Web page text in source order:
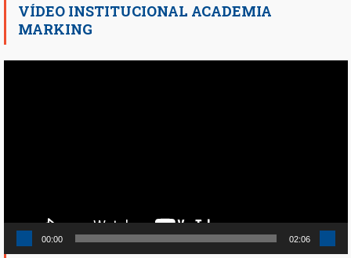
VÍDEO INSTITUCIONAL ACADEMIA
MARKING
00:00 02:06